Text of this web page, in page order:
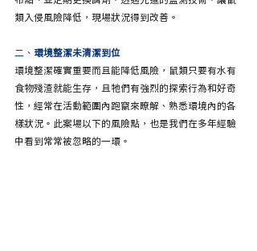
類入侵風險降低，現場狀況得到改善。
二、 環境整潔未清潔到位
環境整潔確實重要而且能降低風險，鼠類只要有水有
食物殘渣就能生存，且牠們有強烈的探索行為和好奇
性，經常在活動範圍內跑竄來瞭解、熟悉環境內的各
樣狀況。此案場以下的風險點，也是我們在多年經驗
中看到常常被忽略的一環。